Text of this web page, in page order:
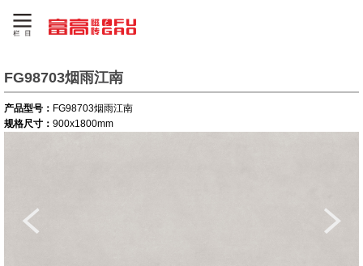
FG98703烟雨江南
产品型号： FG98703烟雨江南
规格尺寸： 900x1800mm